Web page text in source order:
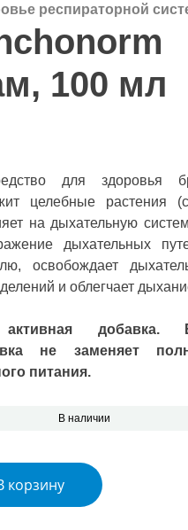
респираторной
100 мл
цена составляла
цена: €10.54.
для здоровья
целебные растения
на дыхательную
дыхательных
освобождает
и облегчает
активная добавка.
не заменяет
питания.
В наличии
2x Bronchonorm бальзам,
корзину